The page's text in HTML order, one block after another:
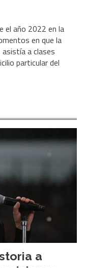
el año 2022 en la
en que la
a clases
particular del
a